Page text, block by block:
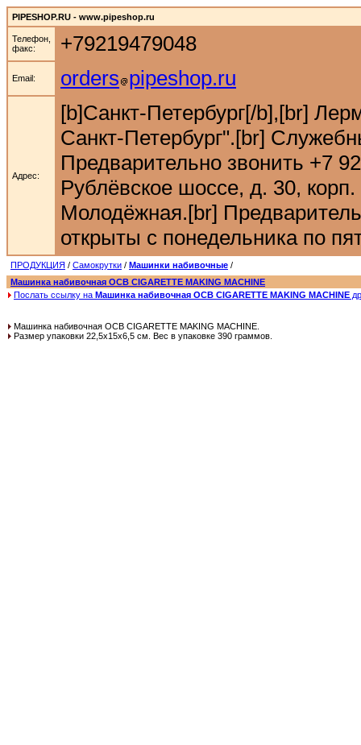
PIPESHOP.RU - www.pipeshop.ru
Телефон,
факс:
+79219479048
Email: orders pipeshop.ru
Адрес:
[b]Санкт-Петербург[/b],[br]
Санкт-Петербург".[br]
Предварительно звонить +7
Рублёвское шоссе, д. 30,
Молодёжная.[br]
открыты с понедельника по
ПРОДУКЦИЯ / Самокрутки / Машинки набивочные /
Машинка набивочная OCB CIGARETTE MAKING MACHINE
Послать ссылку на Машинка набивочная OCB CIGARETTE MAKING MACHINE
Машинка набивочная OCB CIGARETTE MAKING MACHINE.
Размер упаковки 22,5х15х6,5 см. Вес в упаковке 390 граммов.